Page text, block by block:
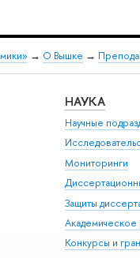
→ О Вышке →
НАУКА
Научные
Мониторинги
Защиты
Академическое
Конкурсы и